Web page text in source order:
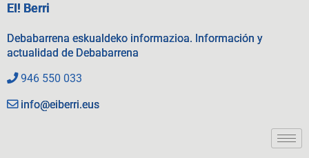
EI! Berri
Debabarrena eskualdeko informazioa. Información y
actualidad de Debabarrena
946 550 033
info@eiberri.eus